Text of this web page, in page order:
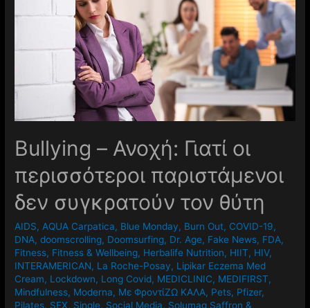
Βullying – Ανοχή: Γιατί οι
περισσότεροι παριστάμενοι
δεν συγκρατούν τον θύτη
AIDS,AQUA Carpatica, Blue Monday, Burn Out, COVID-19,
DNA,doomscrolling, Doomsurfing, Dr. Age, Fake News, FDA,
Fitness, Fitness & Wellbeing, Herbalife Nutrition, HIIT, HIV,
INTERAMERICAN, La Roche-Posay, Lipikar Eczema Med
Cream, Lockdown, Long Covid, MEDICLINIC, MEDIFIRST,
Mindfulness, Moderna, Mε ΦροντίΖΩ ΚΑΛΑ, Pets, Pfizer,
Pilates, SEX, Single, Social Media, Solumag Saffron &